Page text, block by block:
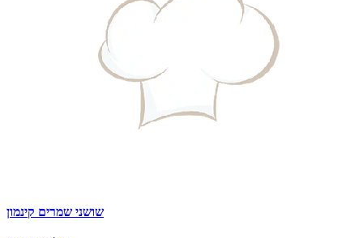
שושני שמרים קינמון